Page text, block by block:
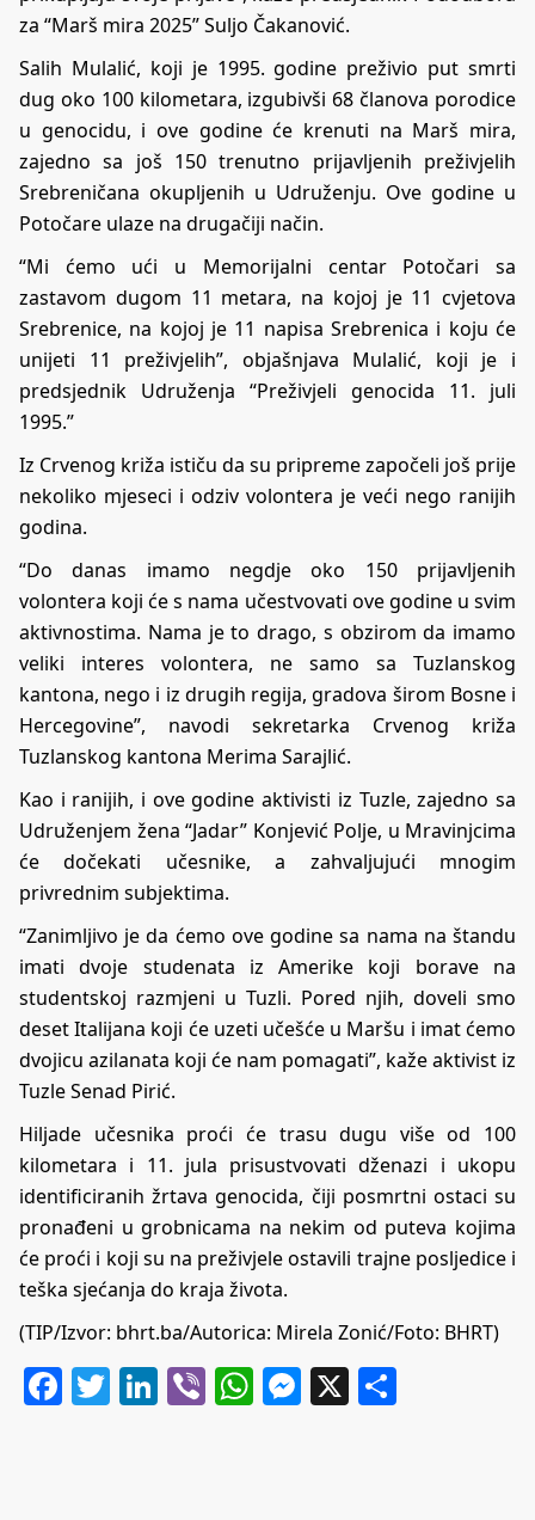
za “Marš mira 2025” Suljo Čakanović.
Salih Mulalić, koji je 1995. godine preživio put smrti
dug oko 100 kilometara, izgubivši 68 članova porodice
u genocidu, i ove godine će krenuti na Marš mira,
zajedno sa još 150 trenutno prijavljenih preživjelih
Srebreničana okupljenih u Udruženju. Ove godine u
Potočare ulaze na drugačiji način.
“Mi ćemo ući u Memorijalni centar Potočari sa
zastavom dugom 11 metara, na kojoj je 11 cvjetova
Srebrenice, na kojoj je 11 napisa Srebrenica i koju će
unijeti 11 preživjelih”, objašnjava Mulalić, koji je i
predsjednik Udruženja “Preživjeli genocida 11. juli
1995.”
Iz Crvenog križa ističu da su pripreme započeli još prije
nekoliko mjeseci i odziv volontera je veći nego ranijih
godina.
“Do danas imamo negdje oko 150 prijavljenih
volontera koji će s nama učestvovati ove godine u svim
aktivnostima. Nama je to drago, s obzirom da imamo
veliki interes volontera, ne samo sa Tuzlanskog
kantona, nego i iz drugih regija, gradova širom Bosne i
Hercegovine”, navodi sekretarka Crvenog križa
Tuzlanskog kantona Merima Sarajlić.
Kao i ranijih, i ove godine aktivisti iz Tuzle, zajedno sa
Udruženjem žena “Jadar” Konjević Polje, u Mravinjcima
će dočekati učesnike, a zahvaljujući mnogim
privrednim subjektima.
“Zanimljivo je da ćemo ove godine sa nama na štandu
imati dvoje studenata iz Amerike koji borave na
studentskoj razmjeni u Tuzli. Pored njih, doveli smo
deset Italijana koji će uzeti učešće u Maršu i imat ćemo
dvojicu azilanata koji će nam pomagati”, kaže aktivist iz
Tuzle Senad Pirić.
Hiljade učesnika proći će trasu dugu više od 100
kilometara i 11. jula prisustvovati dženazi i ukopu
identificiranih žrtava genocida, čiji posmrtni ostaci su
pronađeni u grobnicama na nekim od puteva kojima
će proći i koji su na preživjele ostavili trajne posljedice i
teška sjećanja do kraja života.
(TIP/Izvor: bhrt.ba/Autorica: Mirela Zonić/Foto: BHRT)
Facebook
Twitter
LinkedIn
ViberWhatsApp
Messenger
X